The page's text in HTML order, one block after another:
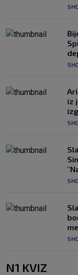
iz
N1 KVIZ